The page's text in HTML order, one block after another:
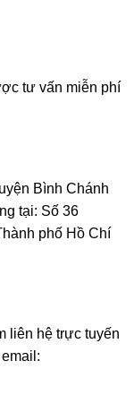
tư vấn miễn phí
Bình Chánh
tại: Số 36
phố Hồ Chí
liên hệ trực tuyến